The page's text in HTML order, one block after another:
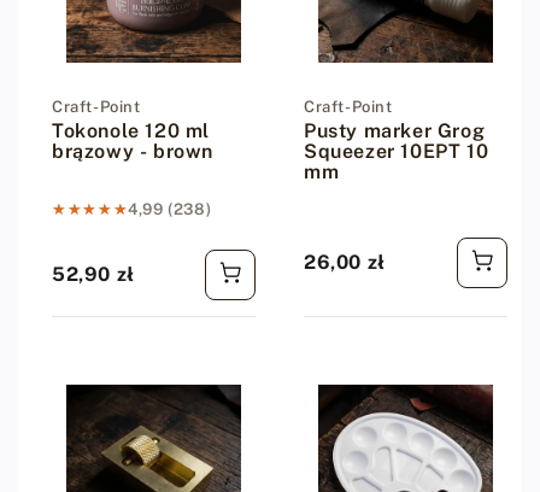
Dostawca:
Craft-Point
Tokonole 120 ml
brązowy - brown
★★★★★
★★★★★4,99 (238)
Cena regularna
52,90 zł
Dostawca:
Craft-Point
Pusty marker Grog
Squeezer 10EPT 10
mm
Cena regularna
26,00 zł